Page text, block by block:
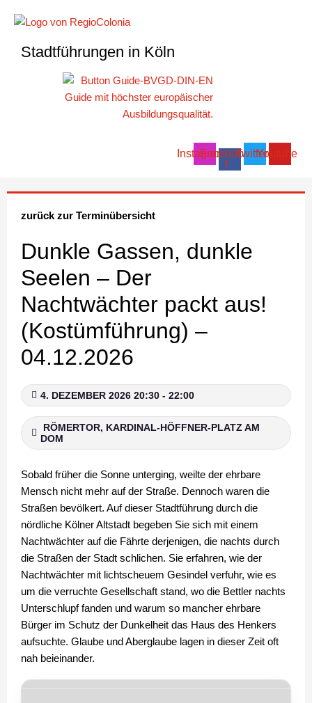
Inhalt
Stadtführungen in Köln
InstagramFacebook-
f
TwitterYoutube
zurück zur Terminübersicht
Dunkle Gassen, dunkle
Seelen – Der
Nachtwächter packt aus!
(Kostümführung) –
04.12.2026
4. DEZEMBER 2026 20:30 - 22:00
RÖMERTOR, KARDINAL-HÖFFNER-PLATZ AM
DOM
Sobald früher die Sonne unterging, weilte der ehrbare
Mensch nicht mehr auf der Straße. Dennoch waren die
Straßen bevölkert. Auf dieser Stadtführung durch die
nördliche Kölner Altstadt begeben Sie sich mit einem
Nachtwächter auf die Fährte derjenigen, die nachts durch
die Straßen der Stadt schlichen. Sie erfahren, wie der
Nachtwächter mit lichtscheuem Gesindel verfuhr, wie es
um die verruchte Gesellschaft stand, wo die Bettler nachts
Unterschlupf fanden und warum so mancher ehrbare
Bürger im Schutz der Dunkelheit das Haus des Henkers
aufsuchte. Glaube und Aberglaube lagen in dieser Zeit oft
nah beieinander.